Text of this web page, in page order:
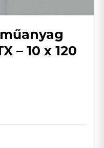
– 10 x 120